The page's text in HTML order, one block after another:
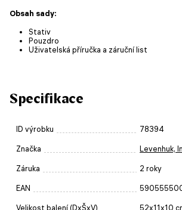
Obsah sady:
Stativ
Pouzdro
Uživatelská příručka a záruční list
Specifikace
ID výrobku 78394
Značka Levenhuk,
Záruka 2 roky
EAN
Velikost balení (DxŠxV) 52x11x10